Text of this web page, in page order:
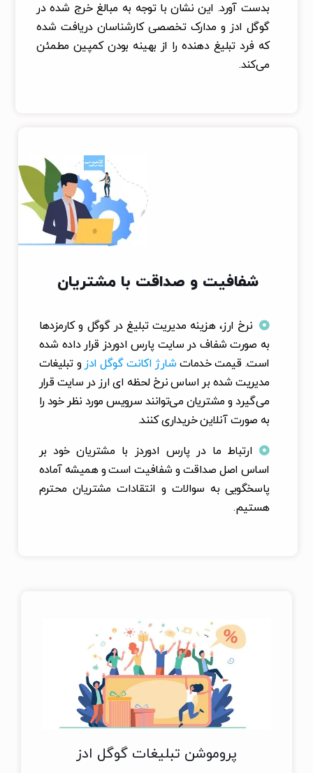
بدست آورد. این نشان با توجه به مبالغ خرج شده در
گوگل ادز و مدارک تخصصی کارشناسان دریافت شده
که فرد تبلیغ دهنده را از بهینه بودن کمپین مطمئن
می‌کند.
شفافیت و صداقت با مشتریان
نرخ ارز، هزینه مدیریت تبلیغ در گوگل و کارمزدها
به صورت شفاف در سایت پارس ادوردز قرار داده شده
است. قیمت خدماتشارژ اکانت گوگل ادزو تبلیغات
مدیریت شده بر اساس نرخ لحظه ای ارز در سایت قرار
می‌گیرد و مشتریان می‌توانند سرویس مورد نظر خود را
به صورت آنلاین خریداری کنند.
ارتباط ما در پارس ادوردز با مشتریان خود بر
اساس اصل صداقت و شفافیت است و همیشه آماده
پاسخگویی به سوالات و انتقادات مشتریان محترم
هستیم.
پروموشن تبلیغات گوگل ادز